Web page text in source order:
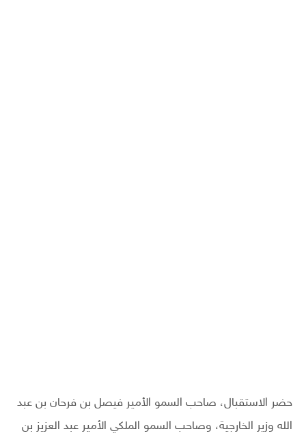
حضر الاستقبال، صاحب السمو الأمير فيصل بن فرحان بن عبد
الله وزير الخارجية، وصاحب السمو الملكي الأمير عبد العزيز بن